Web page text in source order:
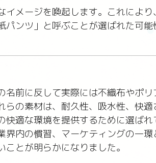
メージを喚起します。これにより
パンツ」と呼ぶことが選ばれた可能
前に反して実際には不織布やポリ
の素材は、耐久性、吸水性、快適
適な環境を提供するために選ばれ
内の慣習、マーケティングの一環
とが明らかになりました。